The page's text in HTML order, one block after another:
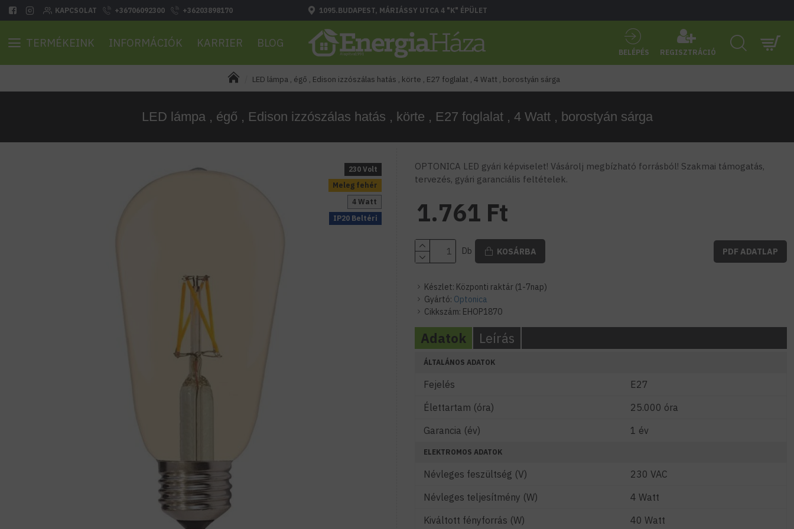
KAPCSOLAT +36706092300 +36203898170 1095.BUDAPEST, MÁRIÁSSY UTCA 4 "K" ÉPÜLET
TERMÉKEINK INFORMÁCIÓK KARRIER BLOG
BELÉPÉS REGISZTRÁCIÓ
LED lámpa , égő , Edison izzószálas hatás , körte , E27 foglalat , 4 Watt , borostyán sárga
LED lámpa , égő , Edison izzószálas hatás , körte , E27 foglalat , 4 Watt , borostyán sárga
Meleg fehér
IP20 Beltéri
4 Watt
230 Volt
OPTONICA LED gyári képviselet! Vásárolj megbízható forrásból! Szakmai támogatás,
tervezés, gyári garanciális feltételek.
Készlet: Központi raktár (1-7nap)
Gyártó: Optonica
Cikkszám: EHOP1870
1.761 Ft
Db KOSÁRBA PDF ADATLAP
Adatok Leírás
ÁLTALÁNOS ADATOK
Fejelés
E27
Élettartam (óra)
25.000 óra
Garancia (év)
1 év
ELEKTROMOS ADATOK
Névleges feszültség (V)
230 VAC
Névleges teljesítmény (W)
4 Watt
Kiváltott fényforrás (W)
40 Watt